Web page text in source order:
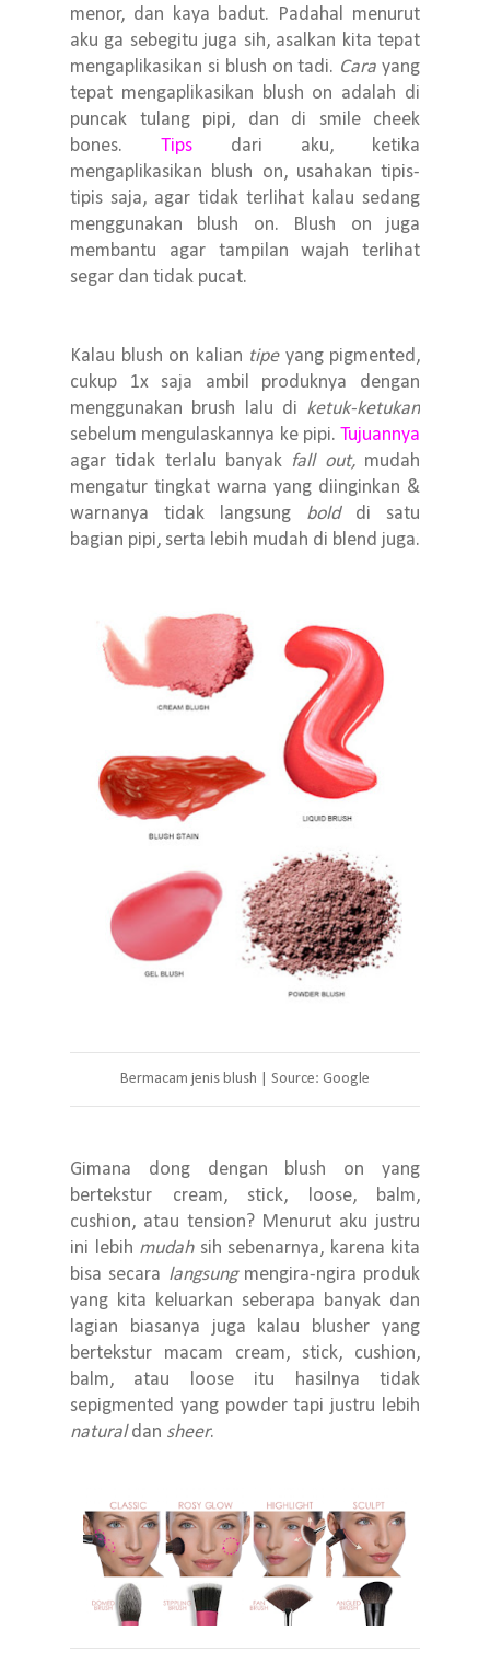
menor, dan kaya badut. Padahal menurut
aku ga sebegitu juga sih, asalkan kita tepat
mengaplikasikan si blush on tadi. Cara yang
tepat mengaplikasikan blush on adalah di
puncak tulang pipi, dan di smile cheek
bones. Tips dari aku, ketika
mengaplikasikan blush on, usahakan tipis-
tipis saja, agar tidak terlihat kalau sedang
menggunakan blush on. Blush on juga
membantu agar tampilan wajah terlihat
segar dan tidak pucat.
Kalau blush on kalian tipe yang pigmented,
cukup 1x saja ambil produknya dengan
menggunakan brush lalu di ketuk-ketukan
sebelum mengulaskannya ke pipi. Tujuannya
agar tidak terlalu banyak fall out,mudah
mengatur tingkat warna yang diinginkan &
warnanya tidak langsung bolddi satu
bagian pipi, serta lebih mudah di blend juga.
Bermacam jenis blush | Source: Google
Gimana dong dengan blush on yang
bertekstur cream, stick, loose, balm,
cushion, atau tension? Menurut aku justru
ini lebih mudahsih sebenarnya, karena kita
bisa secara langsungmengira-ngira produk
yang kita keluarkan seberapa banyak dan
lagian biasanya juga kalau blusher yang
bertekstur macam cream, stick, cushion,
balm, atau loose itu hasilnya tidak
sepigmented yang powder tapi justru lebih
naturaldan sheer.